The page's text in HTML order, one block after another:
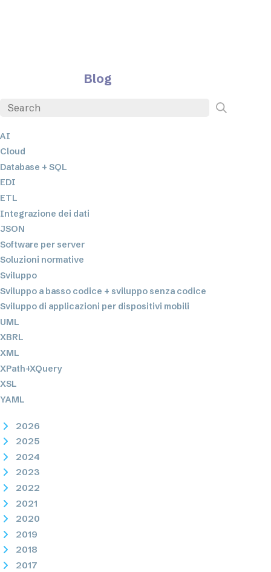
Blog
AI
Cloud
Database + SQL
EDI
ETL
Integrazione dei dati
JSON
Software per server
Soluzioni normative
Sviluppo
Sviluppo a basso codice + sviluppo senza codice
Sviluppo di applicazioni per dispositivi mobili
UML
XBRL
XML
XPath+XQuery
XSL
YAML
2026
2025
2024
2023
2022
2021
2020
2019
2018
2017